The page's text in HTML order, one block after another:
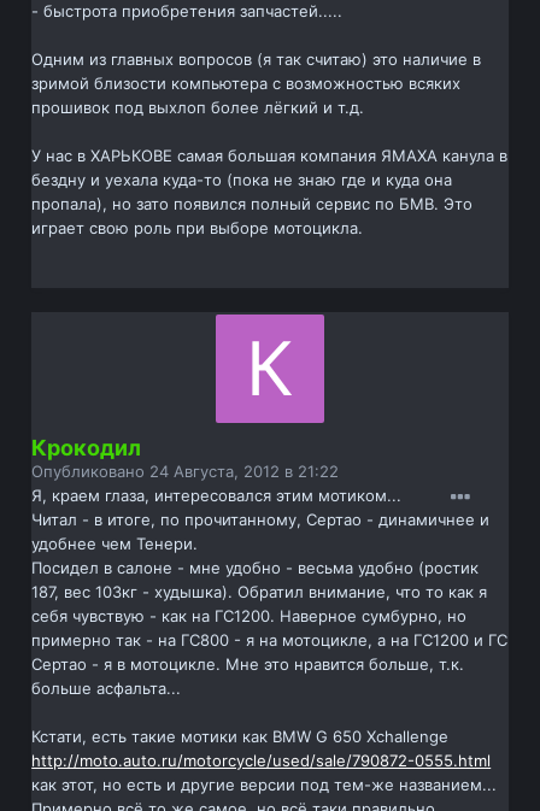
- быстрота приобретения запчастей.....
Одним из главных вопросов (я так считаю) это наличие в
зримой близости компьютера с возможностью всяких
прошивок под выхлоп более лёгкий и т.д.
У нас в ХАРЬКОВЕ самая большая компания ЯМАХА канула в
бездну и уехала куда-то (пока не знаю где и куда она
пропала), но зато появился полный сервис по БМВ. Это
играет свою роль при выборе мотоцикла.
Крокодил
Опубликовано 24 Августа, 2012 в 21:22
Я, краем глаза, интересовался этим мотиком...
Читал - в итоге, по прочитанному, Сертао - динамичнее и
удобнее чем Тенери.
Посидел в салоне - мне удобно - весьма удобно (ростик
187, вес 103кг - худышка). Обратил внимание, что то как я
себя чувствую - как на ГС1200. Наверное сумбурно, но
примерно так - на ГС800 - я на мотоцикле, а на ГС1200 и ГС
Сертао - я в мотоцикле. Мне это нравится больше, т.к.
больше асфальта...
Кстати, есть такие мотики как BMW G 650 Xchallenge
http://moto.auto.ru/motorcycle/used/sale/790872-0555.html
как этот, но есть и другие версии под тем-же названием...